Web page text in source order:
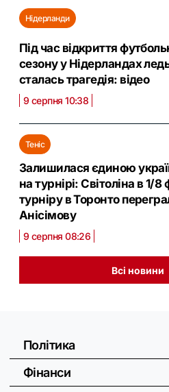
Нідерланди
Під час відкриття
сезону у Нідерландах
сталась трагедія: відео
9 серпня 10:38
Теніс
Залишилася єдиною
на турнірі: Світоліна в 1/8
турніру в Торонто
Анісімову
9 серпня 08:26
Всі новини
Політика
Фінанси